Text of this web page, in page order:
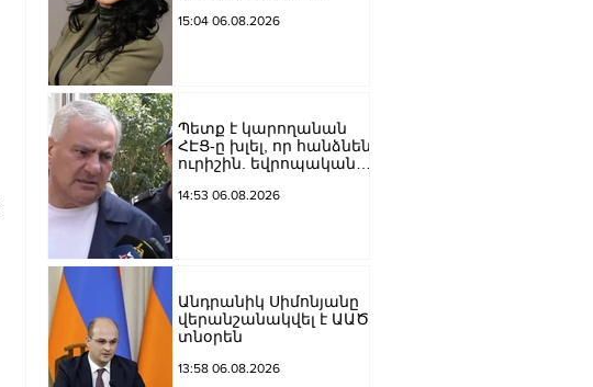
դրանց
պետականության,
ազգային արժեքների և
արդարու
15:04 06.08.2026
Պետք է կարողանան
ՀԷՑ-ը խլել, որ հանձնեն
ուրիշին. եվրոպական
քայլ գնում ենք առաջ.
14:53 06.08.2026
Անդրանիկ Սիմոնյանը
վերանշանակվել է ԱԱԾ
տնօրեն
13:58 06.08.2026